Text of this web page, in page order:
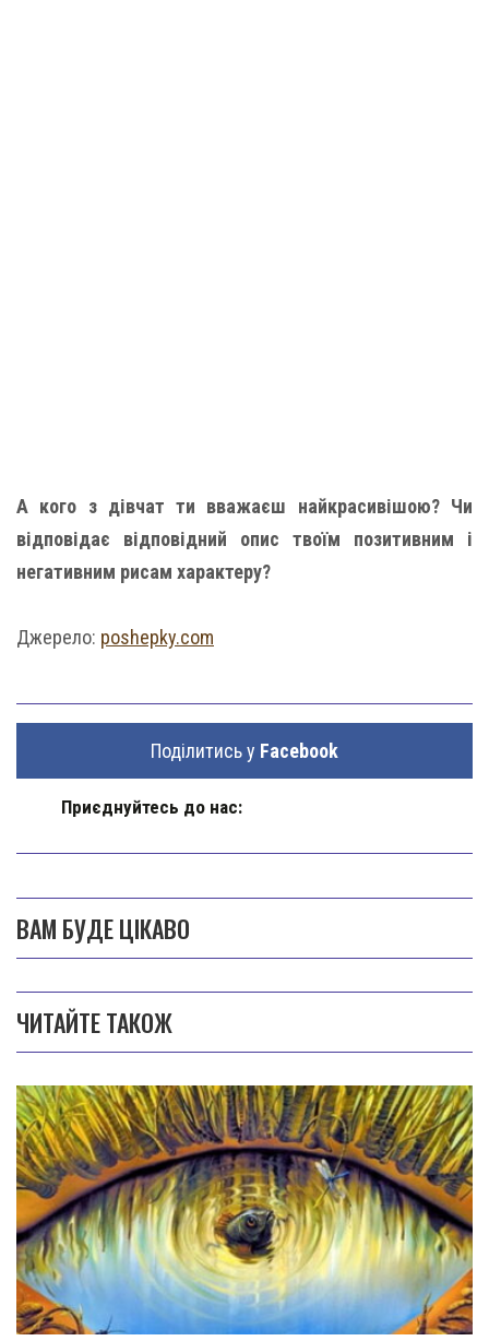
А кого з дівчат ти вважаєш найкрасивішою? Чи
відповідає відповідний опис твоїм позитивним і
негативним рисам характеру?
Джерело: poshepky.com
Поділитись у Facebook
Приєднуйтесь до нас:
ВАМ БУДЕ ЦІКАВО
ЧИТАЙТЕ ТАКОЖ